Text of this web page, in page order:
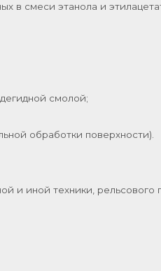
в смеси этанола и
смолой;
обработки поверхности).
и иной техники, рельсового